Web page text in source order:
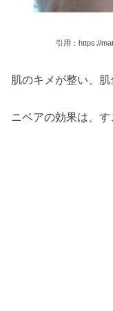
引用：https://
肌のキメが整い、
ニベアの効果は、す